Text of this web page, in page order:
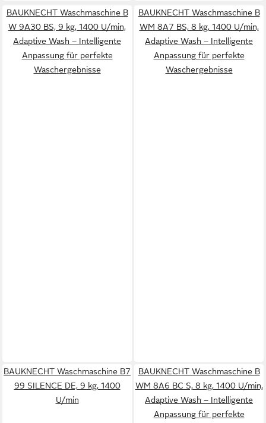
BAUKNECHT Waschmaschine B
W 9A30 BS, 9 kg, 1400 U/min,
Adaptive Wash – Intelligente
Anpassung für perfekte
Waschergebnisse
BAUKNECHT Waschmaschine B
WM 8A7 BS, 8 kg, 1400 U/min,
Adaptive Wash – Intelligente
Anpassung für perfekte
Waschergebnisse
BAUKNECHT Waschmaschine B7
99 SILENCE DE, 9 kg, 1400
U/min
BAUKNECHT Waschmaschine B
WM 8A6 BC S, 8 kg, 1400 U/min,
Adaptive Wash – Intelligente
Anpassung für perfekte